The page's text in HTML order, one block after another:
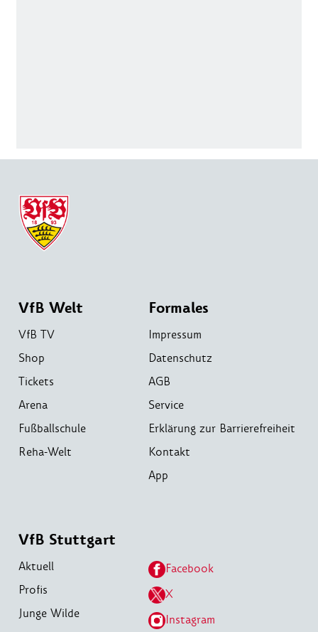
VfB Welt
VfB TV
Shop
Tickets
Arena
Fußballschule
Reha-Welt
Formales
Impressum
Datenschutz
AGB
Service
Erklärung zur Barrierefreiheit
Kontakt
App
VfB Stuttgart
Aktuell
Profis
Junge Wilde
Facebook
X
Instagram